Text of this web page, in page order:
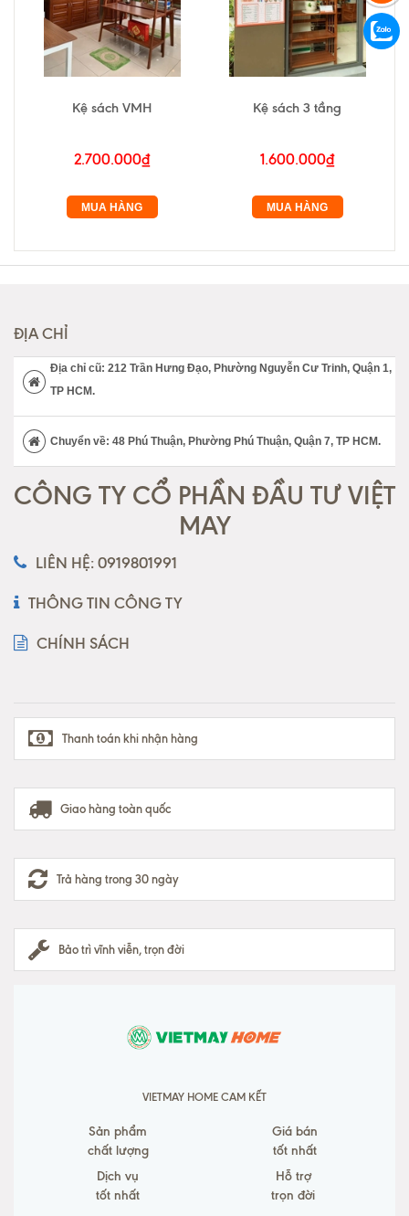
Kệ sách VMH
2.700.000₫
MUA HÀNG
Kệ sách 3 tầng
1.600.000₫
MUA HÀNG
ĐỊA CHỈ
Địa chỉ cũ: 212 Trần Hưng Đạo, Phường Nguyễn Cư Trinh, Quận 1,
TP HCM.
Chuyển về: 48 Phú Thuận, Phường Phú Thuận, Quận 7, TP HCM.
CÔNG TY CỔ PHẦN ĐẦU TƯ VIỆT
MAY
LIÊN HỆ: 0919801991
THÔNG TIN CÔNG TY
CHÍNH SÁCH
Thanh toán khi nhận hàng
Giao hàng toàn quốc
Trả hàng trong 30 ngày
Bảo trì vĩnh viễn, trọn đời
VIETMAY HOME CAM KẾT
Sản phẩm
chất lượng
Giá bán
tốt nhất
Dịch vụ
tốt nhất
Hỗ trợ
trọn đời